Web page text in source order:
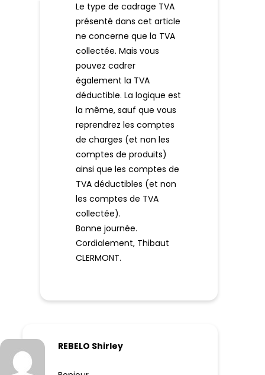
Le type de cadrage TVA
présenté dans cet article
ne concerne que la TVA
collectée. Mais vous
pouvez cadrer
également la TVA
déductible. La logique est
la même, sauf que vous
reprendrez les comptes
de charges (et non les
comptes de produits)
ainsi que les comptes de
TVA déductibles (et non
les comptes de TVA
collectée).
Bonne journée.
Cordialement, Thibaut
CLERMONT.
REBELO Shirley